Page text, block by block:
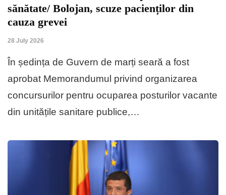
sănătate/ Bolojan, scuze pacienților din
cauza grevei
28 July 2026
​În ședința de Guvern de marți seară a fost
aprobat Memorandumul privind organizarea
concursurilor pentru ocuparea posturilor vacante
din unitățile sanitare publice,…